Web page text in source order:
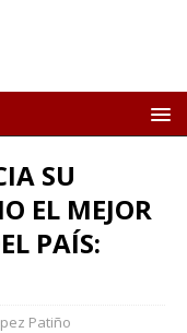
SU
EL MEJOR
PAÍS:
Patiño